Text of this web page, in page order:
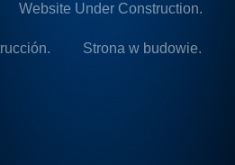
Website Under Construction.
Strona w budowie.